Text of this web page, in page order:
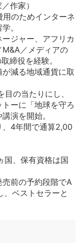
作家）
のためインターネ
。
ジャー、アフリカ
／メディアの
締役を経験。
減る地域通貨に取
の当たりにし、
トーに「地球を守ろ
演を開始。
、4年間で通算2,00
国、保有資格は国
前の予約段階でA
ベストセラーと